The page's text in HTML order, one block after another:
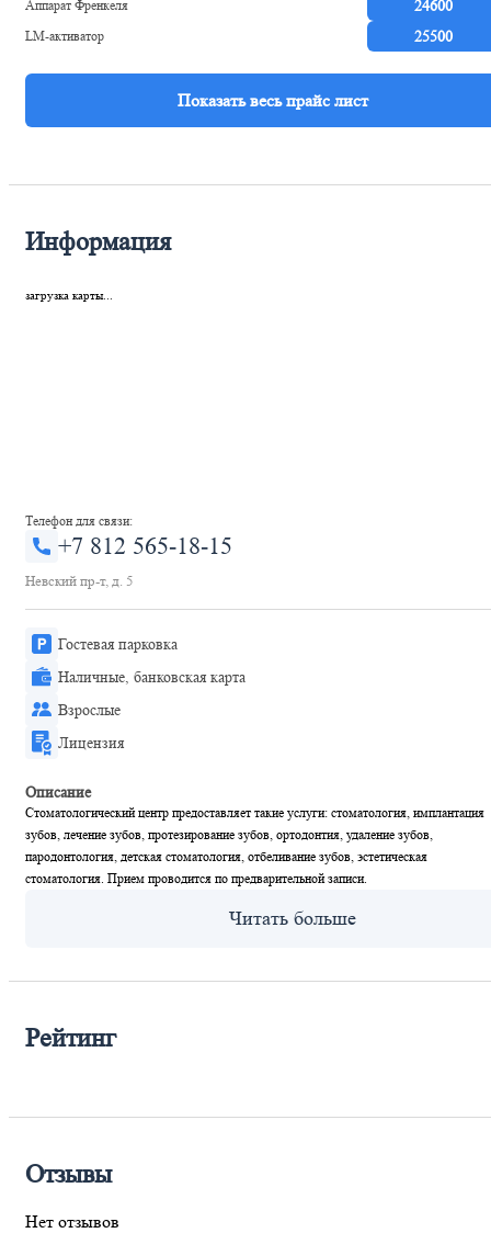
Аппарат Френкеля 24600
LM-активатор 25500
Информация
загрузка карты...
Телефон для связи:
+7 812 565-18-15
Невский пр-т, д. 5
Гостевая парковка
Наличные, банковская карта
Взрослые
Лицензия
Описание
Стоматологический центр предоставляет такие услуги: стоматология, имплантация
зубов, лечение зубов, протезирование зубов, ортодонтия, удаление зубов,
пародонтология, детская стоматология, отбеливание зубов, эстетическая
стоматология. Прием проводится по предварительной записи.
Рейтинг
Отзывы
Нет отзывов